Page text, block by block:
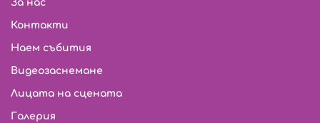
За нас
Контакти
Наем събития
Видеозаснемане
Лицата на сцената
Галерия